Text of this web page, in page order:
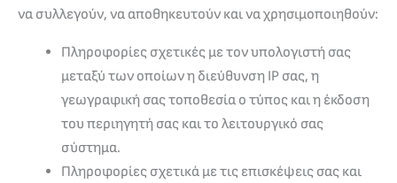
να συλλεγούν, να αποθηκευτούν και να χρησιμοποιηθούν:
Πληροφορίες σχετικές με τον υπολογιστή σας
μεταξύ των οποίων η διεύθυνση IP σας, η
γεωγραφική σας τοποθεσία ο τύπος και η έκδοση
του περιηγητή σας και το λειτουργικό σας
σύστημα.
Πληροφορίες σχετικά με τις επισκέψεις σας και